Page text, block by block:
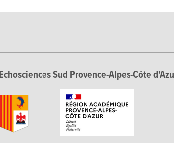
Echosciences Sud Provence-Alpes-Côte